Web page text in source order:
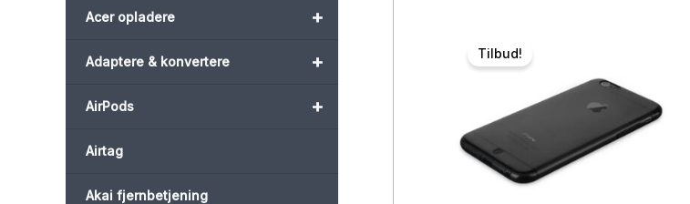
+
Acer opladere
+
Adaptere & konvertere
+
AirPods
Airtag
Akai fjernbetjening
Tilbud!